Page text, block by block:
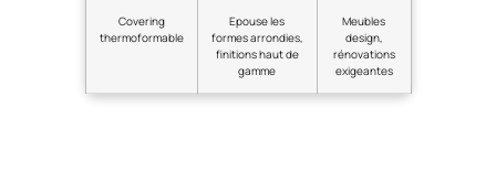
Covering
thermoformable
Epouse les
formes arrondies,
finitions haut de
gamme
Meubles
design,
rénovations
exigeantes